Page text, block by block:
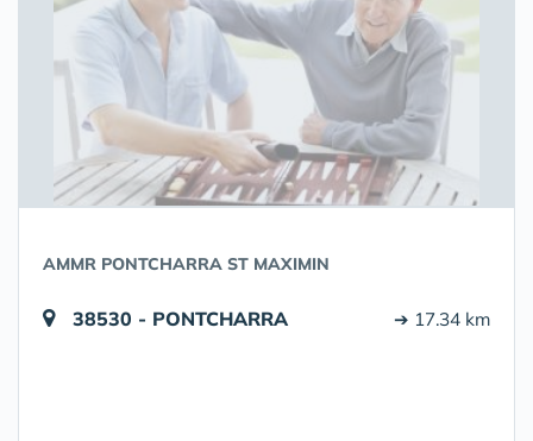
AMMR PONTCHARRA ST MAXIMIN
38530 - PONTCHARRA ➔ 17.34 km